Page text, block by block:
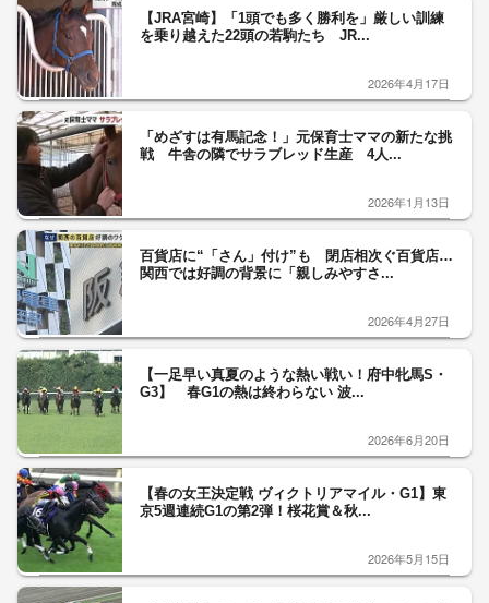
【JRA宮崎】「1頭でも多く勝利を」厳しい訓練
を乗り越えた22頭の若駒たち JR...
2026年4月17日
「めざすは有馬記念！」元保育士ママの新たな挑
戦 牛舎の隣でサラブレッド生産 4人...
2026年1月13日
百貨店に“「さん」付け”も 閉店相次ぐ百貨店…
関西では好調の背景に「親しみやすさ...
2026年4月27日
【一足早い真夏のような熱い戦い！府中牝馬S・
G3】 春G1の熱は終わらない 波...
2026年6月20日
【春の女王決定戦 ヴィクトリアマイル・G1】東
京5週連続G1の第2弾！桜花賞＆秋...
2026年5月15日